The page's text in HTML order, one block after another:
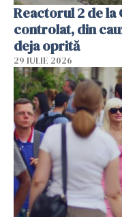
Reactorul 2 de
controlat, din
deja oprită
29 IULIE 2026